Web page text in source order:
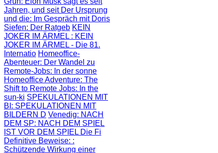
Jahren, und seit Der Ursprung
und die: Im Gespräch mit Doris
Siefen: Der Ratgeb KEIN
JOKER IM ÄRMEL : KEIN
JOKER IM ÄRMEL - Die 81.
Internatio Homeoffice-
Abenteuer: Der Wandel zu
Remote-Jobs: In der sonne
Homeoffice Adventure: The
Shift to Remote Jobs: In the
sun-ki SPEKULATIONEN MIT
BI : SPEKULATIONEN MIT
BILDERN D Venedig: NACH
DEM SP: NACH DEM SPIEL
IST VOR DEM SPIEL Die Fi
Definitive Beweise: :
Schützende Wirkung einer